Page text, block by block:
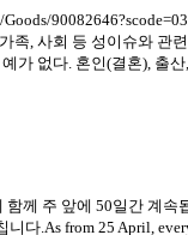
족, 사회 등 성이슈와
가 없다. 혼인(결혼), 출
께 주 앞에 50일간 계
.As from 25 April,